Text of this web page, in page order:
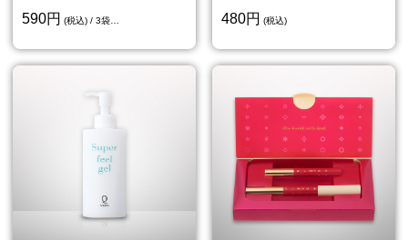
ランキング
SHOP お知らせ
サキナビューティーラウンジ一覧
利用規約
590円 (税込) / 3袋… 480円 (税込)